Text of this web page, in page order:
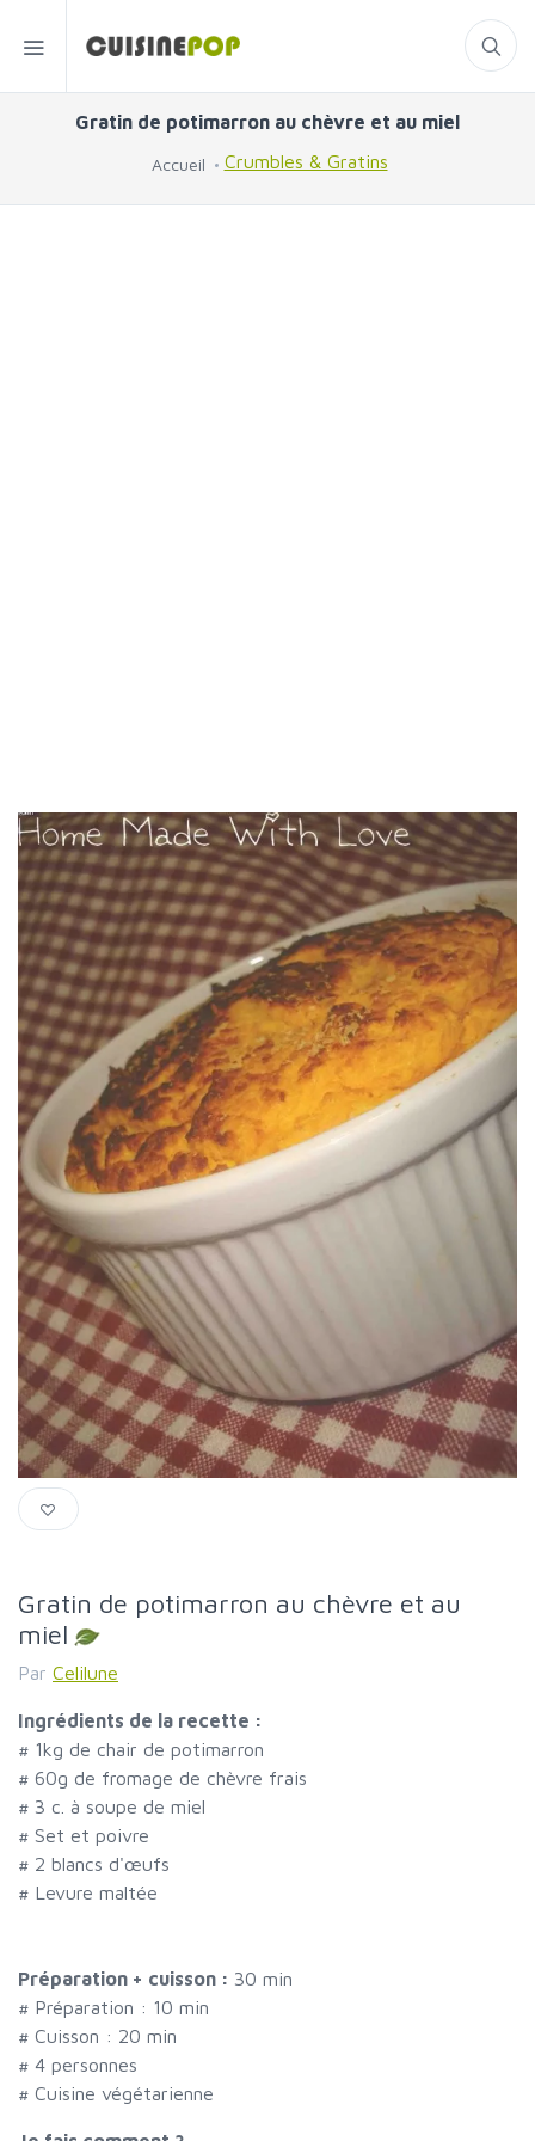
Gratin de potimarron au chèvre et au miel
Accueil Crumbles & Gratins
Gratin de potimarron au chèvre et au
miel
Par Celilune
Ingrédients de la recette :
# 1kg de chair de potimarron
# 60g de fromage de chèvre frais
# 3 c. à soupe de miel
# Set et poivre
# 2 blancs d'œufs
# Levure maltée
Préparation + cuisson : 30 min
# Préparation : 10 min
# Cuisson : 20 min
# 4 personnes
# Cuisine végétarienne